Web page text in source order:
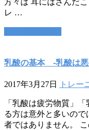
方々は 耳にはさんだ
レ …
乳酸の基本 -乳酸は悪
2017年3月27日 トレー
「乳酸は疲労物質」
る方は意外と多いの
者ではありません。